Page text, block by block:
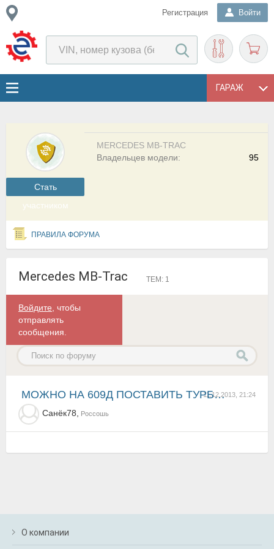
Регистрация Войти
ГАРАЖ
Cтать
участником
MERCEDES MB-TRAC
95
Владельцев модели:
ПРАВИЛА ФОРУМА
Mercedes MB-Trac ТЕМ: 1
Войдите , чтобы
отправлять
сообщения.
11.12.2013, 21:24
МОЖНО НА 609Д ПОСТАВИТЬ ТУРБИНУ
Санёк78, Россошь
О компании